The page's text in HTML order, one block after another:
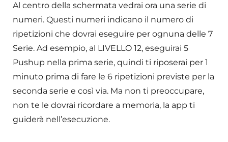
Al centro della schermata vedrai ora una serie di
numeri. Questi numeri indicano il numero di
ripetizioni che dovrai eseguire per ognuna delle 7
Serie. Ad esempio, al LIVELLO 12, eseguirai 5
Pushup nella prima serie, quindi ti riposerai per 1
minuto prima di fare le 6 ripetizioni previste per la
seconda serie e così via. Ma non ti preoccupare,
non te le dovrai ricordare a memoria, la app ti
guiderà nell’esecuzione.